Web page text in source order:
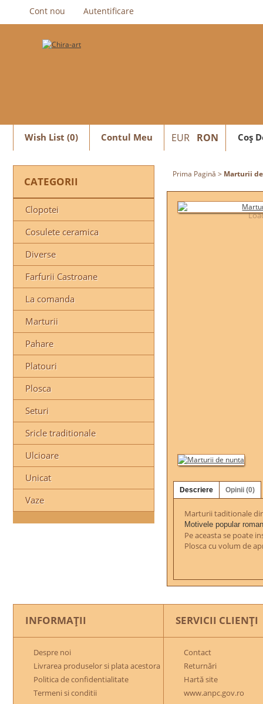
Cont nou Autentificare
Wish List (0) Contul Meu EUR RON Coş
CATEGORII
Clopotei
Cosulete ceramica
Diverse
Farfurii Castroane
La comanda
Marturii
Pahare
Platouri
Plosca
Seturi
Sricle traditionale
Ulcioare
Unicat
Vaze
Prima Pagină > Marturii
Descriere Opinii (0)
Marturii taditionale
Motivele popular
Pe aceasta se poate
Plosca cu volum de
INFORMAŢII
Despre noi
Livrarea produselor si plata acestora
Politica de confidentialitate
Termeni si conditii
SERVICII CLIENŢI
Contact
Returnări
Hartă site
www.anpc.gov.ro